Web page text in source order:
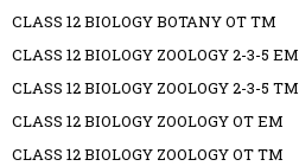
CLASS 12 BIOLOGY BOTANY OT TM
CLASS 12 BIOLOGY ZOOLOGY 2-3-5 EM
CLASS 12 BIOLOGY ZOOLOGY 2-3-5 TM
CLASS 12 BIOLOGY ZOOLOGY OT EM
CLASS 12 BIOLOGY ZOOLOGY OT TM